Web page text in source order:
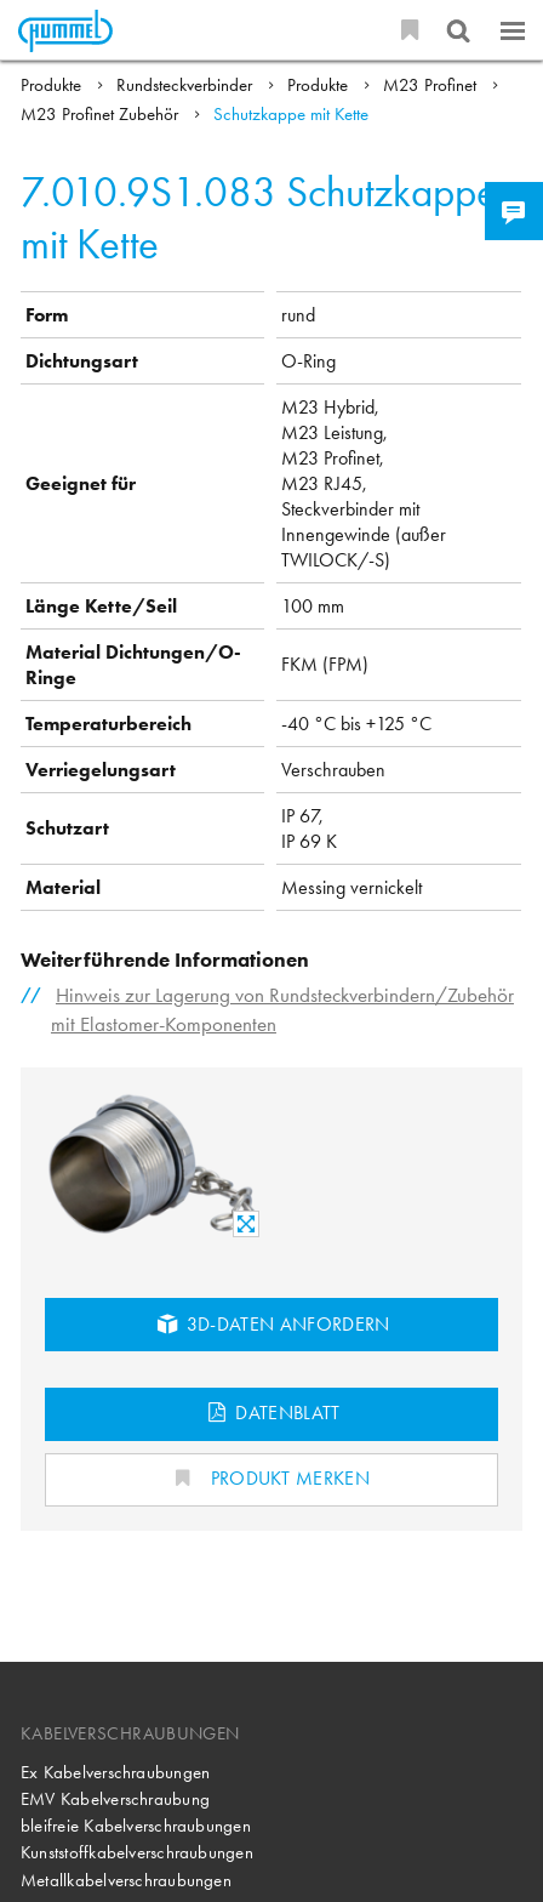
Produkte Rundsteckverbinder Produkte
M23 Profinet
M23 Profinet Zubehör
Schutzkappe mit Kette
7.010.9S1.083 Schutzkappe
mit Kette
Form
rund
Dichtungsart
O-Ring
Geeignet für
M23 Hybrid,
M23 Leistung,
M23 Profinet,
M23 RJ45,
Steckverbinder mit
Innengewinde (außer
TWILOCK/-S)
Länge Kette/Seil
100 mm
Material Dichtungen/O-
Ringe
FKM (FPM)
Temperaturbereich
-40 °C bis +125 °C
Verriegelungsart
Verschrauben
Schutzart
IP 67,
IP 69 K
Material
Messing vernickelt
Weiterführende Informationen
Hinweis zur Lagerung von Rundsteckverbindern/Zubehör
mit Elastomer-Komponenten
3D-DATEN ANFORDERN
DATENBLATT
PRODUKT MERKEN
KABELVERSCHRAUBUNGEN
Ex Kabelverschraubungen
EMV Kabelverschraubung
bleifreie Kabelverschraubungen
Kunststoffkabelverschraubungen
Metallkabelverschraubungen